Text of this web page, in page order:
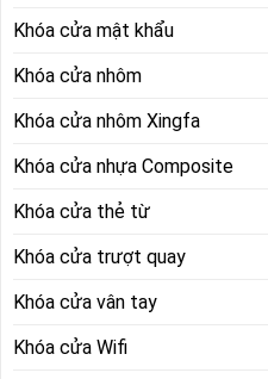
Khóa cửa mật khẩu
Khóa cửa nhôm
Khóa cửa nhôm Xingfa
Khóa cửa nhựa Composite
Khóa cửa thẻ từ
Khóa cửa trượt quay
Khóa cửa vân tay
Khóa cửa Wifi